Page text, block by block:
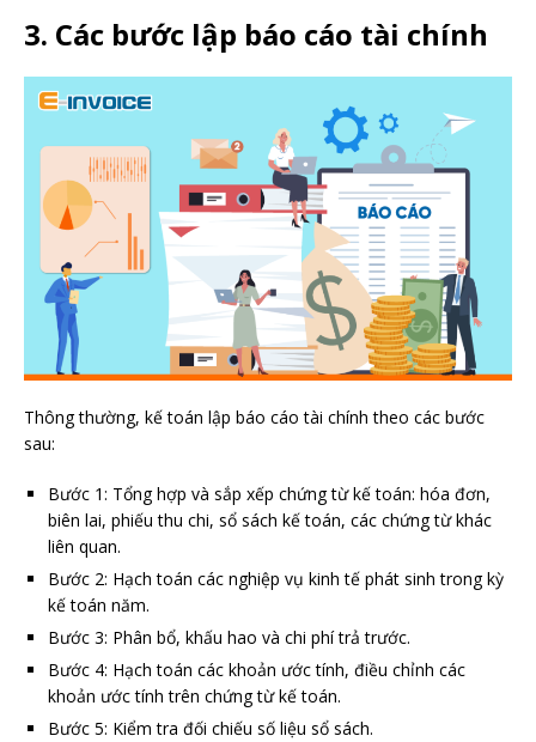
3. Các bước lập báo cáo tài chính
Thông thường, kế toán lập báo cáo tài chính theo các bước
sau:
Bước 1: Tổng hợp và sắp xếp chứng từ kế toán: hóa đơn,
biên lai, phiếu thu chi, sổ sách kế toán, các chứng từ khác
liên quan.
Bước 2: Hạch toán các nghiệp vụ kinh tế phát sinh trong kỳ
kế toán năm.
Bước 3: Phân bổ, khấu hao và chi phí trả trước.
Bước 4: Hạch toán các khoản ước tính, điều chỉnh các
khoản ước tính trên chứng từ kế toán.
Bước 5: Kiểm tra đối chiếu số liệu sổ sách.